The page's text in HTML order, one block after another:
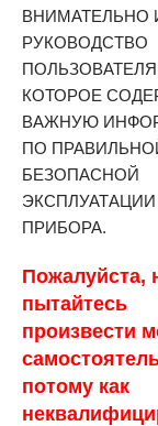
ВНИМАТЕЛЬНО
РУКОВОДСТВО
КОТОРОЕ
ВАЖНУЮ
ПО
БЕЗОПАСНОЙ
ЭКСПЛУАТАЦИИ
ПРИБОРА.
Пожалуйста,
пытайтесь
произвести
потому как